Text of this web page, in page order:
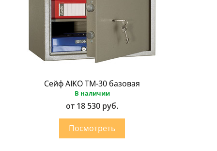
Сейф AIKO ТМ-30 базовая
В наличии
от 18 530 руб.